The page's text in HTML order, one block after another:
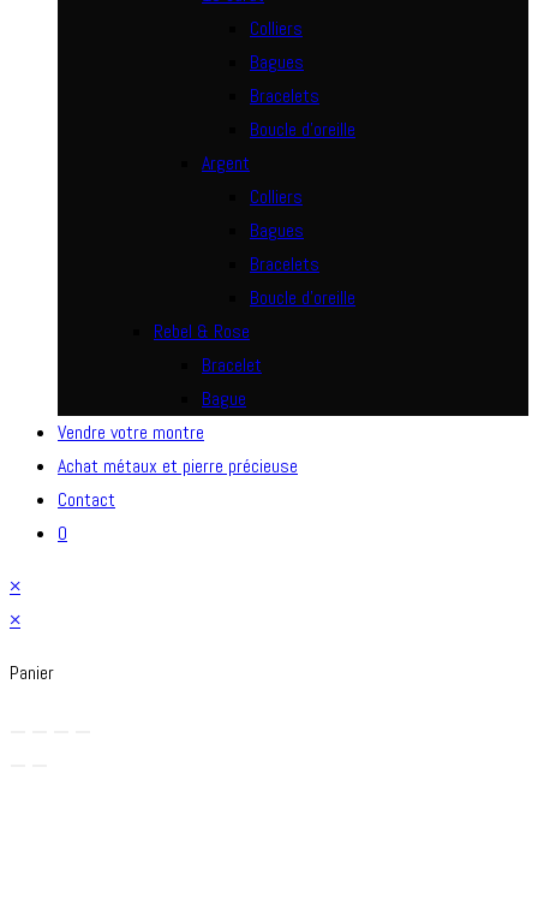
Colliers
Bagues
Bracelets
Boucle d’oreille
Argent
Colliers
Bagues
Bracelets
Boucle d’oreille
Rebel & Rose
Bracelet
Bague
Vendre votre montre
Achat métaux et pierre précieuse
Contact
0
×
×
Panier